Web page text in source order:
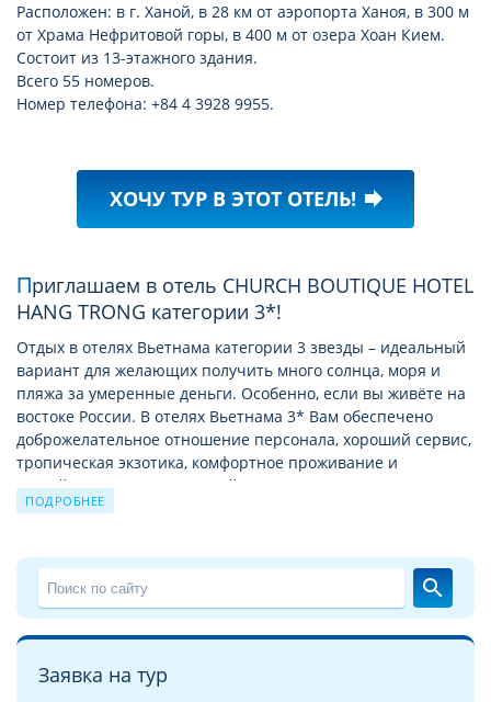
Расположен: в г. Ханой, в 28 км от аэропорта Ханоя, в 300 м
от Храма Нефритовой горы, в 400 м от озера Хоан Кием.
Состоит из 13-этажного здания.
Всего 55 номеров.
Номер телефона: +84 4 3928 9955.
ХОЧУ ТУР В ЭТОТ ОТЕЛЬ! forward
Приглашаем в отель CHURCH BOUTIQUE HOTEL
HANG TRONG категории 3*!
Отдых в отелях Вьетнама категории 3 звезды – идеальный
вариант для желающих получить много солнца, моря и
пляжа за умеренные деньги. Особенно, если вы живёте на
востоке России. В отелях Вьетнама 3* Вам обеспечено
доброжелательное отношение персонала, хороший сервис,
тропическая экзотика, комфортное проживание и
достойное питание. Круглый год Вас ждёт жаркое солнце
на длинных и широких песчаных пляжах, дайвинг в тёплом
закаты на фоне дивных пейзажей, горы, бухты и джунгли,
буддийские храмы, разнообразные морепродукты и свежие
фрукты.
Расположенные относительно рядом знаменитые курорты
Тайланда заставляют хотельеров Вьетнама прикладывать
максимум усилий, чтобы предложить больше качества за
ПОДРОБНЕЕ
search
Заявка на тур